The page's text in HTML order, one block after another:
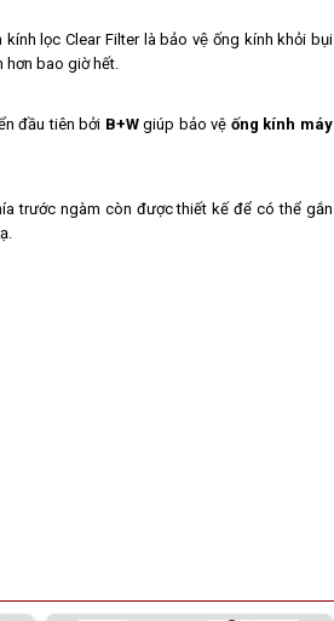
lọc Clear Filter là bảo vệ ống kính khỏi bụi
hơn bao giờ hết.
đầu tiên bởi B+Wgiúp bảo vệ ống kính máy
trước ngàm còn được thiết kế để có thể gắn